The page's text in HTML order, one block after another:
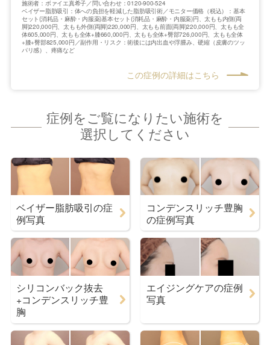
施術者：ボァイエ真希子／問い合わせ：0120-900-524
ベイザー脂肪吸引：体への負担を軽減した脂肪吸引術／モニター価格（税込）：基本
セット(消耗品・麻酔・内服薬)基本セット(消耗品・麻酔・内服薬)円、太もも内側(両
脚)220,000円、太もも外側(両脚)220,000円、太もも前面(両脚)220,000円、太もも全
体605,000円、太もも全体+膝660,000円、太もも全体+臀部726,000円、太もも全体
+膝+臀部825,000円／副作用・リスク：術後には内出血や浮腫み、硬縮（皮膚のツッ
パリ感）、疼痛など
この症例の詳細はこちら
症例をご覧になりたい施術を
選択してください
ベイザー脂肪吸引の症
例写真
コンデンスリッチ豊胸
の症例写真
シリコンバック抜去
+コンデンスリッチ豊
胸
エイジングケアの症例
写真